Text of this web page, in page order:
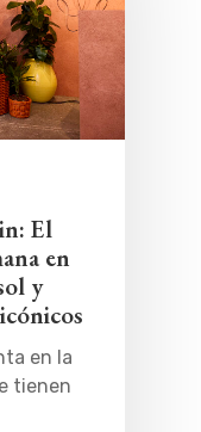
El
en
y
en la
tienen